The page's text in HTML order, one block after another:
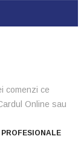
comenzi ce
Online sau